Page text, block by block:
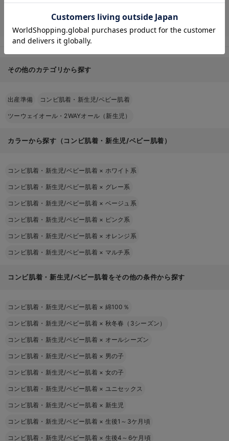
をご用意してます。
機能性も十分でかわいい新生児肌着はもちろん、ママも一緒にコーデを楽し
める親子コーデシリーズも準備しました。
その他のカテゴリから探す
出産準備 コンビ肌着・新生児/ベビー肌着
ツーウェイオール・2WAYオール（新生児）
カラーから探す（コンビ肌着・新生児/ベビー肌着）
コンビ肌着・新生児/ベビー肌着 × ホワイト系
コンビ肌着・新生児/ベビー肌着 × グレー系
コンビ肌着・新生児/ベビー肌着 × ベージュ系
コンビ肌着・新生児/ベビー肌着 × ピンク系
コンビ肌着・新生児/ベビー肌着 × オレンジ系
コンビ肌着・新生児/ベビー肌着 × マルチ系
コンビ肌着・新生児/ベビー肌着をその他の条件から探す
コンビ肌着・新生児/ベビー肌着 × 綿100％
コンビ肌着・新生児/ベビー肌着 × 秋冬春（3シーズン）
コンビ肌着・新生児/ベビー肌着 × オールシーズン
コンビ肌着・新生児/ベビー肌着 × 男の子
コンビ肌着・新生児/ベビー肌着 × 女の子
コンビ肌着・新生児/ベビー肌着 × ユニセックス
コンビ肌着・新生児/ベビー肌着 × 新生児
コンビ肌着・新生児/ベビー肌着 × 生後1～3ケ月頃
コンビ肌着・新生児/ベビー肌着 × 生後4～6ケ月頃
お気に入り商品を確認する